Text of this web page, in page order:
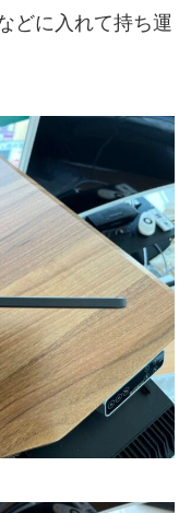
どに入れて持ち運